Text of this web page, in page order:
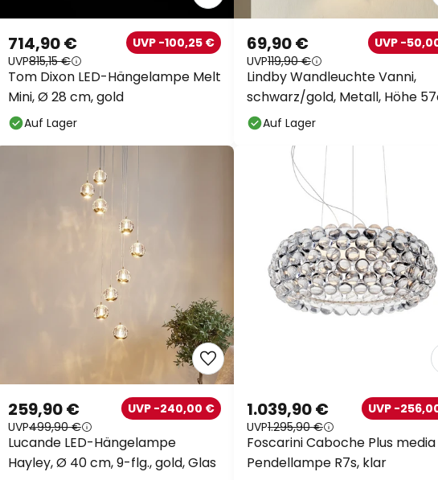
714,90 €
UVP815,15 €
UVP -100,25 €
Tom Dixon LED-Hängelampe Melt
Mini, Ø 28 cm, gold
Auf Lager
69,90 €
UVP119,90 €
UVP -
Lindby Wandleuchte Vanni,
schwarz/gold, Metall, Höhe
Auf Lager
259,90 €
UVP499,90 €
UVP -240,00 €
Lucande LED-Hängelampe
Hayley, Ø 40 cm, 9-flg., gold, Glas
1.039,90 €
UVP1.295,90 €
UVP -
Foscarini Caboche Plus media
Pendellampe R7s, klar